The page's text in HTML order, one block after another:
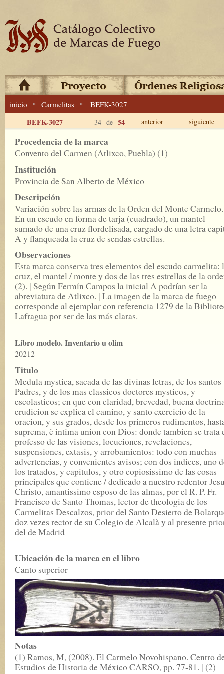
inicio » Carmelitas » BEFK-3027
BEFK-3027 34 de 54 anterior siguiente
Procedencia de la marca
Convento del Carmen (Atlixco, Puebla) (1)
Institución
Provincia de San Alberto de México
Descripción
Variación sobre las armas de la Orden del Monte Carmelo.
En un escudo en forma de tarja (cuadrado), un mantel
sumado de una cruz flordelisada, cargado de una letra
A y flanqueada la cruz de sendas estrellas.
Observaciones
Esta marca conserva tres elementos del escudo carmelita:
cruz, el mantel / monte y dos de las tres estrellas de la
(2). | Según Fermín Campos la inicial A podrían ser la
abreviatura de Atlixco. | La imagen de la marca de fuego
corresponde al ejemplar con referencia 1279 de la
Lafragua por ser de las más claras.
Libro modelo. Inventario u olim
20212
Titulo
Medula mystica, sacada de las divinas letras, de los santos
Padres, y de los mas classicos doctores mysticos, y
escolasticos; en que con claridad, brevedad, buena
erudicion se explica el camino, y santo exercicio de la
oracion, y sus grados, desde los primeros rudimentos,
suprema, è intima union con Dios: donde tambien se trata
professo de las visiones, locuciones, revelaciones,
suspensiones, extasis, y arrobamientos: todo con muchas
advertencias, y convenientes avisos; con dos indices, uno
los tratados, y capitulos, y otro copiosissimo de las cosas
principales que contiene / dedicado a nuestro redentor
Christo, amantissimo esposo de las almas, por el R. P. Fr.
Francisco de Santo Thomas, lector de theologia de los
Carmelitas Descalzos, prior del Santo Desierto de
doz vezes rector de su Colegio de Alcalà y al presente
del de Madrid
Ubicación de la marca en el libro
Canto superior
Notas
(1) Ramos, M, (2008). El Carmelo Novohispano. Centro
Estudios de Historia de México CARSO, pp. 77-81. | (2)